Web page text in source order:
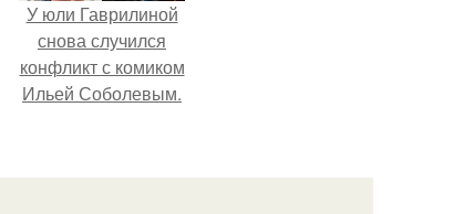
У юли Гаврилиной
снова случился
конфликт с комиком
Ильей Соболевым.